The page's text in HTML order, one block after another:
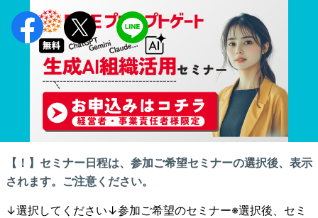
【！】セミナー日程は、参加ご希望セミナーの選択後、表示
されます。ご注意ください。
↓選択してください↓参加ご希望のセミナー※選択後、セミ